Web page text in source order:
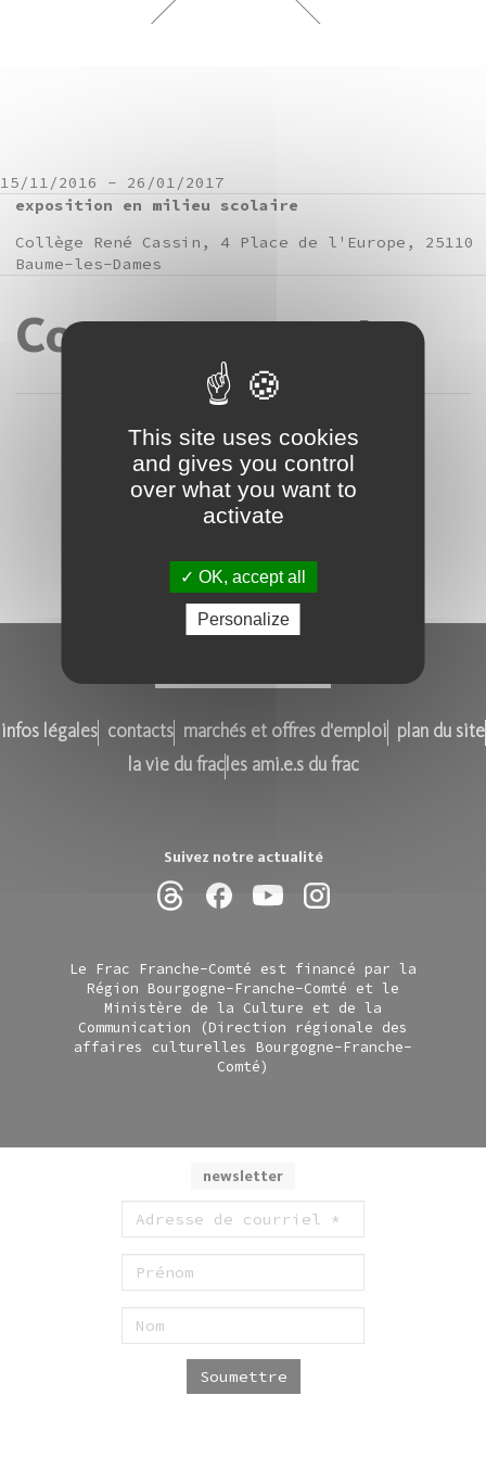
Suivez notre actualité
newsletter
Soumettre
15/11/2016 - 26/01/2017
exposition en milieu scolaire
Collège René Cassin, 4 Place de l'Europe, 25110
Baume-les-Dames
Commencements
infos légales contacts marchés et offres d'emploi
plan du site
la vie du frac les ami.e.s du frac
Le Frac Franche-Comté est financé par la
Région Bourgogne-Franche-Comté et le
Ministère de la Culture et de la
Communication (Direction régionale des
affaires culturelles Bourgogne-Franche-
Comté)
This site uses cookies
and gives you control
over what you want to
activate
OK, accept all
Personalize